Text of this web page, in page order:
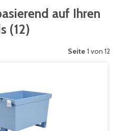
auf Ihren
(12)
Seite 1 von 12